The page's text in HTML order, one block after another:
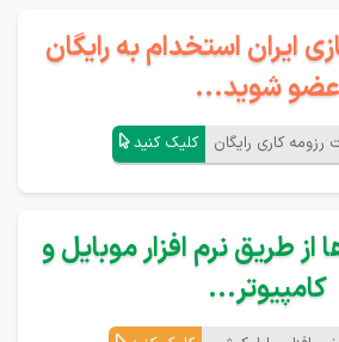
ایران استخدام به رایگان
عضو شوید...
کاری رایگان کلیک کنید
طریق نرم افزار موبایل و
کامپیوتر...